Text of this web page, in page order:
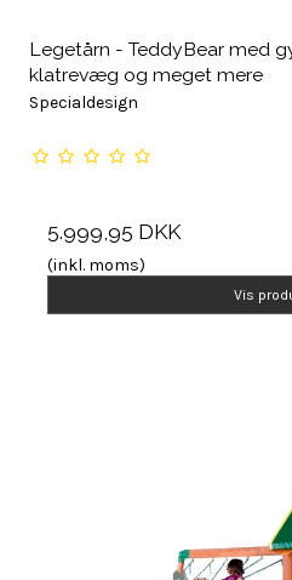
Legetårn - TeddyBear med
klatrevæg og meget mere
Specialdesign
5.999,95 DKK
(inkl. moms)
Vis